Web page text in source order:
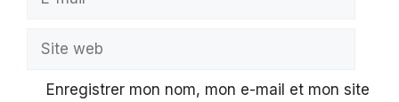
Site
Enregistrer mon nom, mon e-mail et mon site